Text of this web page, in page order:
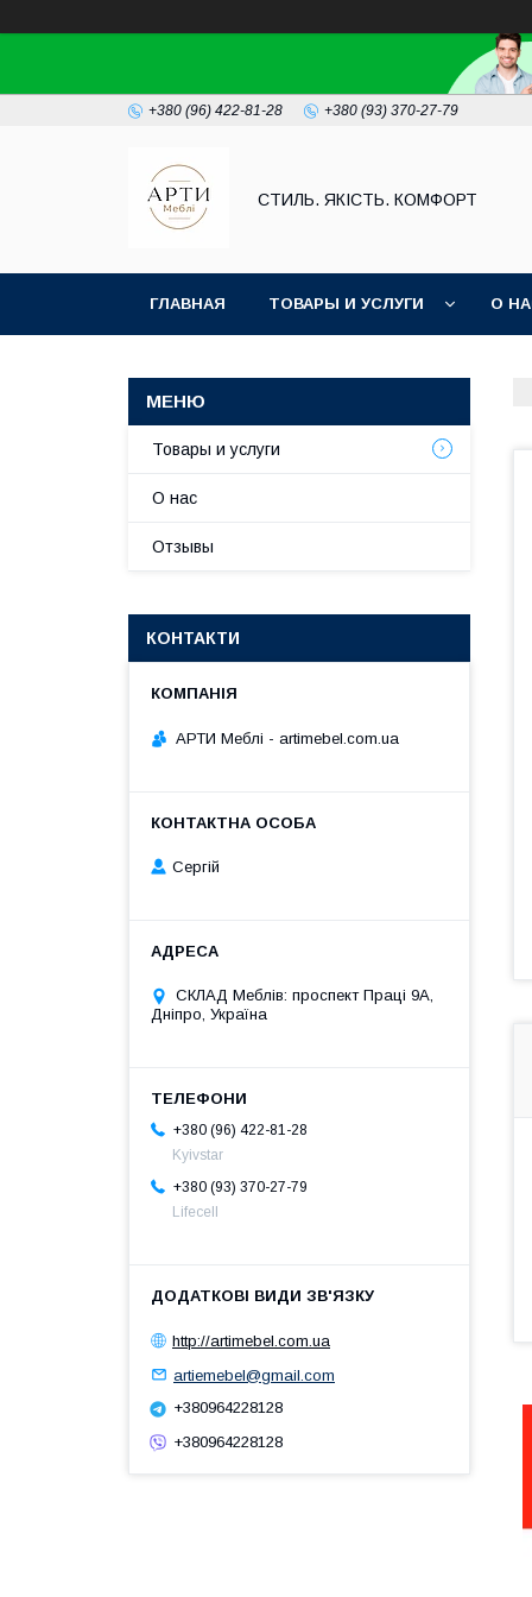
+380 (96) 422-81-28 +380 (93) 370-27-79
СТИЛЬ. ЯКІСТЬ. КОМФОРТ
ГЛАВНАЯ ТОВАРЫ И УСЛУГИ О
Товары и услуги
О нас
Отзывы
КОНТАКТИ
АРТИ Меблі - artimebel.com.ua
Сергій
СКЛАД Меблів: проспект Праці 9А,
Дніпро, Україна
+380 (96) 422-81-28
Kyivstar
+380 (93) 370-27-79
Lifecell
http://artimebel.com.ua
artiemebel@gmail.com
+380964228128
+380964228128